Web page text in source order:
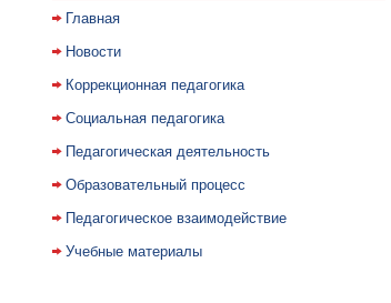
Главная
Новости
Коррекционная педагогика
Социальная педагогика
Педагогическая деятельность
Образовательный процесс
Педагогическое взаимодействие
Учебные материалы